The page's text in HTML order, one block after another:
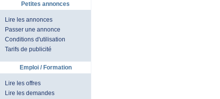
Petites annonces
Lire les annonces
Passer une annonce
Conditions d'utilisation
Tarifs de publicité
Emploi / Formation
Lire les offres
Lire les demandes